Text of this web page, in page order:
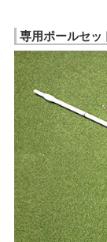
専用ポールセッ